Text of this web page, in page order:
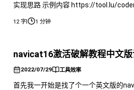
实现思路 示例内容 https://tool.lu/
12 字| 1 分钟
navicat16激活破解教程中文
2022/07/29 工具效率
首先我一开始是找了个一个英文版的